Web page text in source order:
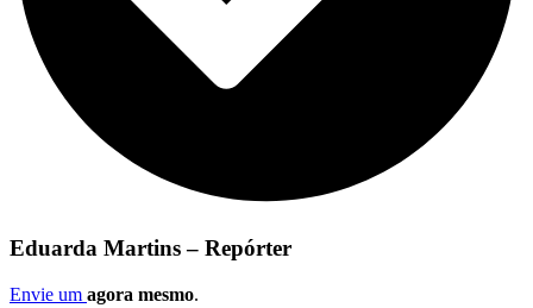
Eduarda Martins – Repórter
Envie um agora mesmo.